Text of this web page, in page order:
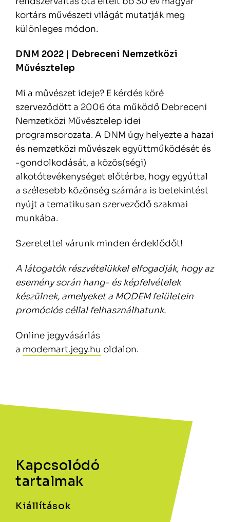
Kapcsolódó
tartalmak
Kiállítások
kortárs művészeti világát mutatják meg
különleges módon.
DNM 2022 | Debreceni Nemzetközi
Művésztelep
Mi a művészet ideje? E kérdés köré
szerveződött a 2006 óta működő Debreceni
Nemzetközi Művésztelep idei
programsorozata. A DNM úgy helyezte a hazai
és nemzetközi művészek együttműködését és
-gondolkodását, a közös(ségi)
alkotótevékenységet előtérbe, hogy egyúttal
a szélesebb közönség számára is betekintést
nyújt a tematikusan szerveződő szakmai
munkába.
Szeretettel várunk minden érdeklődőt!
A látogatók részvételükkel elfogadják, hogy az
esemény során hang- és képfelvételek
készülnek, amelyeket a MODEM felületein
promóciós céllal felhasználhatunk.
Online jegyvásárlás
a modemart.jegy.hu oldalon.